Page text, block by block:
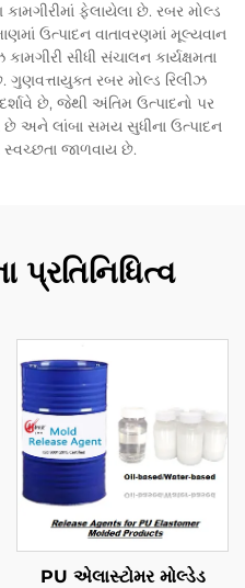
ફેલાયેલા છે. રબર મોલ્ડ
ઉત્પાદન વાતાવરણમાં મૂલ્યવાન
સીધી સંચાલન કાર્યક્ષમતા
રબર મોલ્ડ રિલીઝ
છે, જેથી અંતિમ ઉત્પાદનો પર
લાંબા સમય સુધીના ઉત્પાદન
સ્વચ્છતા જાળવાય છે.
પ્રતિનિધિત્વ
PU એલાસ્ટોમર મોલ્ડેડ